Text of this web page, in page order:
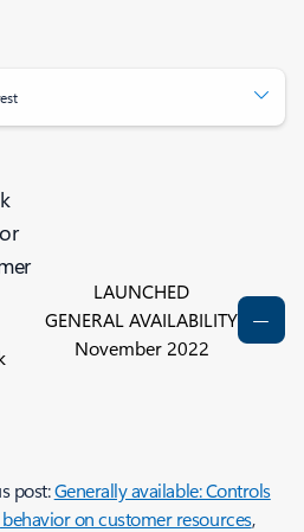
LAUNCHED
GENERAL AVAILABILITY
November 2022
post:Generally available: Controls
on customer resources,